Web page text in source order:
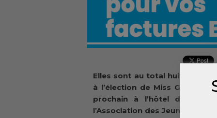
Elles sont au total huit
à l’élection de Miss Guinée
prochain à l’hôtel de ville
l’Association des Jeunes